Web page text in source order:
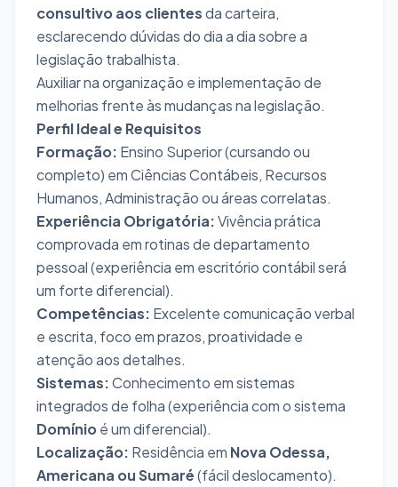
consultivo aos clientesda carteira,
esclarecendo dúvidas do dia a dia sobre a
legislação trabalhista.
Auxiliar na organização e implementação de
melhorias frente às mudanças na legislação.
Perfil Ideal e Requisitos
Formação: Ensino Superior (cursando ou
completo) em Ciências Contábeis, Recursos
Humanos, Administração ou áreas correlatas.
Experiência Obrigatória:Vivência prática
comprovada em rotinas de departamento
pessoal (experiência em escritório contábil será
um forte diferencial).
Competências: Excelente comunicação verbal
e escrita, foco em prazos, proatividade e
atenção aos detalhes.
Sistemas:Conhecimento em sistemas
integrados de folha (experiência com o sistema
Domínioé um diferencial).
Localização: Residência em Nova Odessa,
Americana ou Sumaré(fácil deslocamento).